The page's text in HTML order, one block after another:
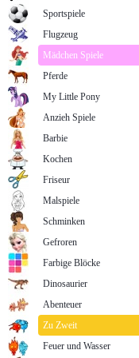
Sportspiele
Flugzeug
Mädchen Spiele
Pferde
My Little Pony
Anzieh Spiele
Barbie
Kochen
Friseur
Malspiele
Schminken
Gefroren
Farbige Blöcke
Dinosaurier
Abenteuer
Zu Zweit
Feuer und Wasser